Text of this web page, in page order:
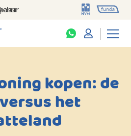
kopen: de
het